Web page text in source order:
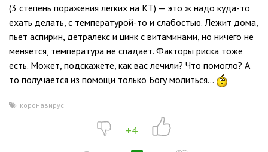
(3 степень поражения легких на КТ) — это ж надо куда-то
ехать делать, с температурой-то и слабостью. Лежит дома,
пьет аспирин, детралекс и цинк с витаминами, но ничего не
меняется, температура не спадает. Факторы риска тоже
есть. Может, подскажете, как вас лечили? Что помогло? А
то получается из помощи только Богу молиться…
коронавирус
+4